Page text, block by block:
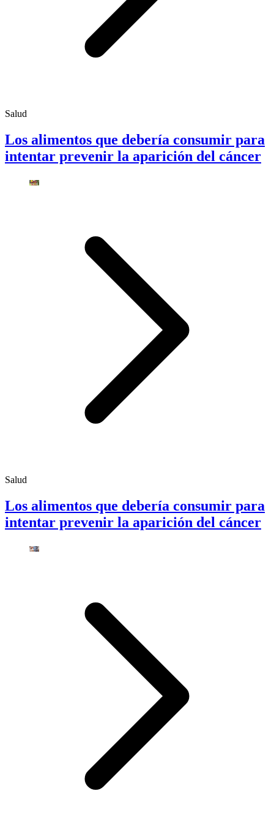
Salud
Los alimentos que debería consumir para
intentar prevenir la aparición del cáncer
Salud
Los alimentos que debería consumir para
intentar prevenir la aparición del cáncer